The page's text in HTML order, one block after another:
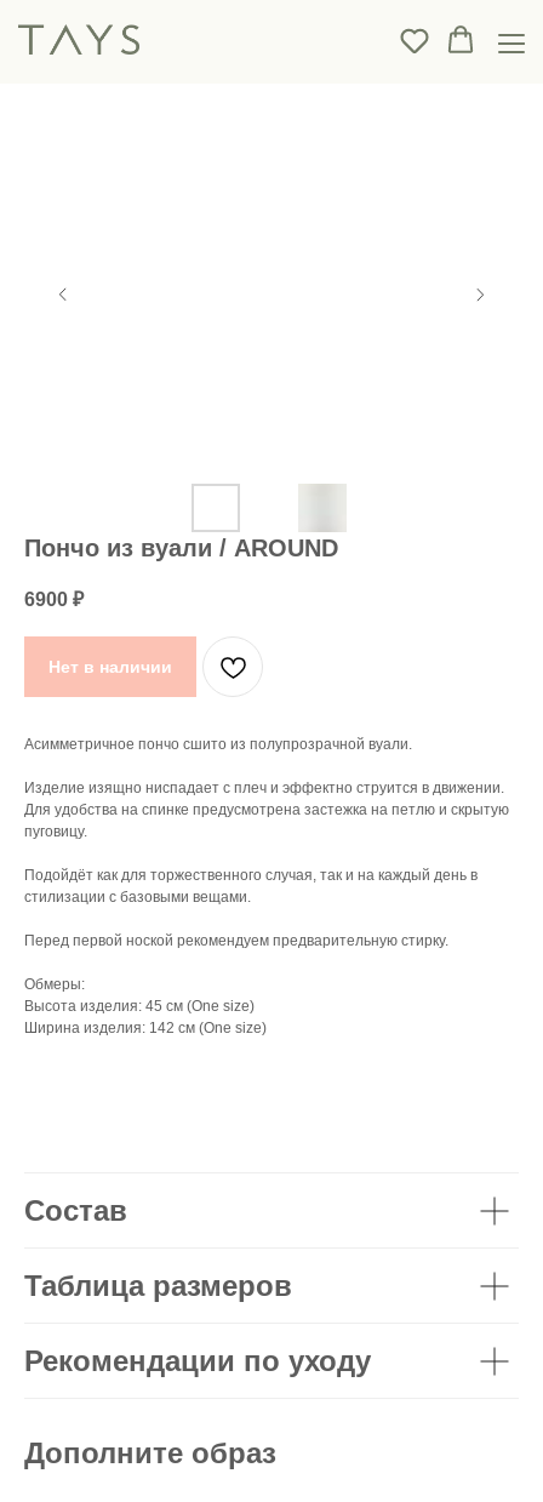
Пончо из вуали / AROUND
6900 ₽
Нет в наличии
Асимметричное пончо сшито из полупрозрачной вуали.
Изделие изящно ниспадает с плеч и эффектно струится в движении.
Для удобства на спинке предусмотрена застежка на петлю и скрытую
пуговицу.
Подойдёт как для торжественного случая, так и на каждый день в
стилизации с базовыми вещами.
Перед первой ноской рекомендуем предварительную стирку.
Обмеры:
Высота изделия: 45 см (One size)
Ширина изделия: 142 см (One size)
Состав
Таблица размеров
Рекомендации по уходу
Дополните образ